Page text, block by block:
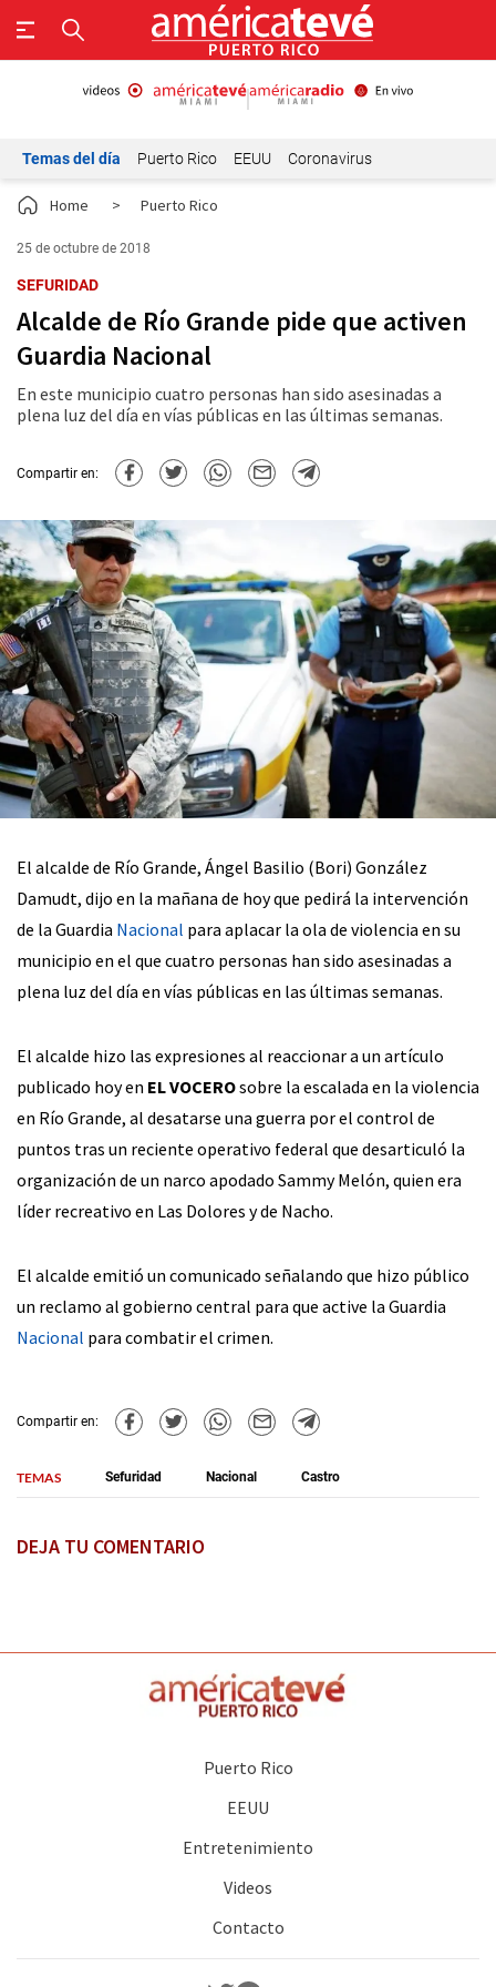
Temas del día Puerto Rico EEUU Coronavirus
Home > Puerto Rico
25 de octubre de 2018
SEFURIDAD
Alcalde de Río Grande pide que activen
Guardia Nacional
En este municipio cuatro personas han sido asesinadas a
plena luz del día en vías públicas en las últimas semanas.
Compartir en:
El alcalde de Río Grande, Ángel Basilio (Bori) González
Damudt, dijo en la mañana de hoy que pedirá la intervención
de la Guardia Nacional para aplacar la ola de violencia en su
municipio en el que cuatro personas han sido asesinadas a
plena luz del día en vías públicas en las últimas semanas.
El alcalde hizo las expresiones al reaccionar a un artículo
publicado hoy en EL VOCEROsobre la escalada en la violencia
en Río Grande, al desatarse una guerra por el control de
puntos tras un reciente operativo federal que desarticuló la
organización de un narco apodado Sammy Melón, quien era
líder recreativo en Las Dolores y de Nacho.
El alcalde emitió un comunicado señalando que hizo público
un reclamo al gobierno central para que active la Guardia
Nacional para combatir el crimen.
Compartir en:
TEMAS Sefuridad Nacional Castro
DEJA TU COMENTARIO
Puerto Rico
EEUU
Entretenimiento
Videos
Contacto